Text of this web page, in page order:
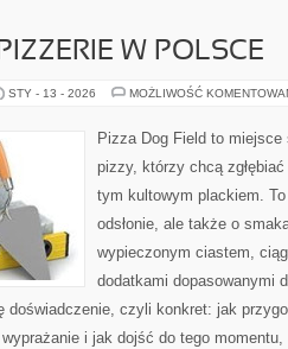
W POLSCE
STY - 13 - 2026 MOŻLIWOŚĆ
Pizza Dog Field to
pizzy, którzy chcą
tym kultowym plackiem.
odsłonie, ale także o
wypieczonym ciastem,
dodatkami dopasowanymi
doświadczenie, czyli konkret: jak
wyprażanie i jak dojść do tego